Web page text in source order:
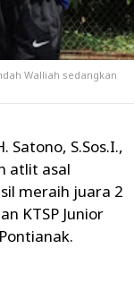
Walliah sedangkan
Satono, S.Sos.I.,
atlit asal
meraih juara 2
KTSP Junior